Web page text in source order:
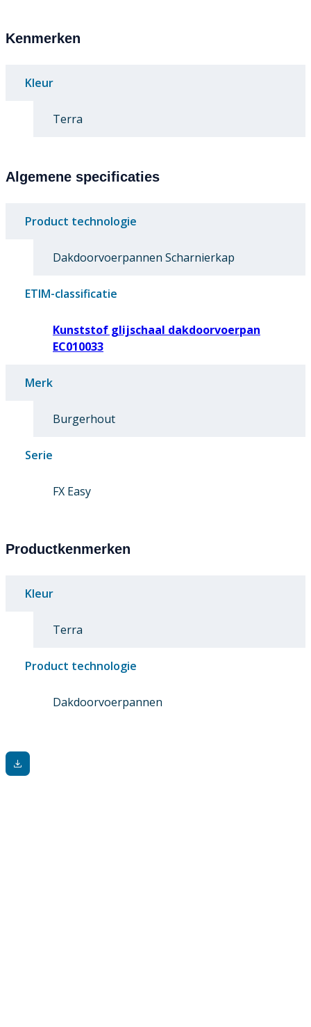
Kenmerken
Kleur
Terra
Algemene specificaties
Product technologie
Dakdoorvoerpannen Scharnierkap
ETIM-classificatie
Kunststof glijschaal dakdoorvoerpan
EC010033
Merk
Burgerhout
Serie
FX Easy
Productkenmerken
Kleur
Terra
Product technologie
Dakdoorvoerpannen